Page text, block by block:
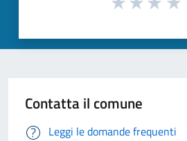
Contatta il comune
Leggi le domande frequenti